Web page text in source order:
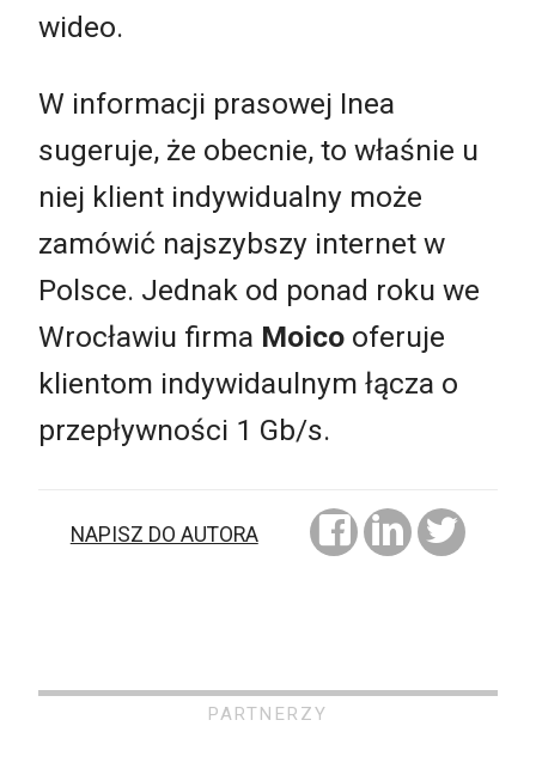
wideo.
W informacji prasowej Inea
sugeruje, że obecnie, to właśnie u
niej klient indywidualny może
zamówić najszybszy internet w
Polsce. Jednak od ponad roku we
Wrocławiu firma Moico oferuje
klientom indywidaulnym łącza o
przepływności 1 Gb/s.
NAPISZ DO AUTORA
PARTNERZY